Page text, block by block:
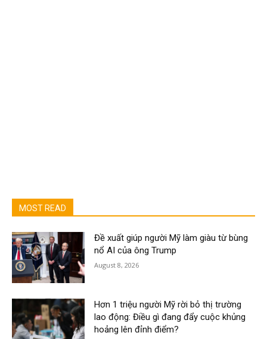
MOST READ
Đề xuất giúp người Mỹ làm giàu từ bùng
nổ AI của ông Trump
August 8, 2026
Hơn 1 triệu người Mỹ rời bỏ thị trường
lao động: Điều gì đang đẩy cuộc khủng
hoảng lên đỉnh điểm?